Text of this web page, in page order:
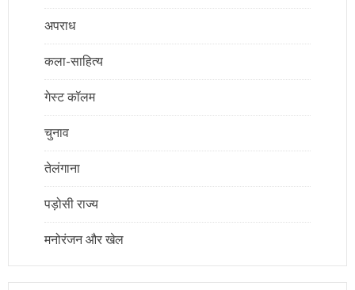
अपराध
कला-साहित्य
गेस्ट कॉलम
चुनाव
तेलंगाना
पड़ोसी राज्य
मनोरंजन और खेल